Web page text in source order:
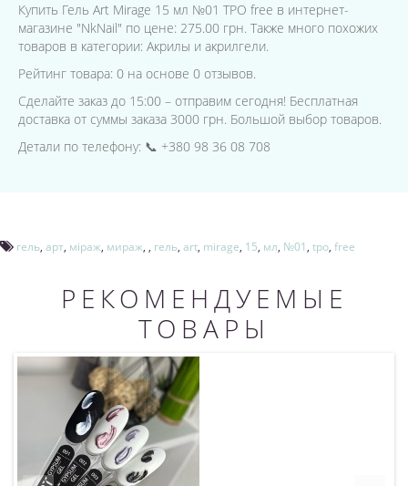
Купить Гель Art Mirage 15 мл №01 TPO free в интернет-
магазине "NkNail" по цене: 275.00 грн. Также много похожих
товаров в категории: Акрилы и акрилгели.
Рейтинг товара: 0 на основе 0 отзывов.
Сделайте заказ до 15:00 – отправим сегодня! Бесплатная
доставка от суммы заказа 3000 грн. Большой выбор товаров.
Детали по телефону: 📞 +380 98 36 08 708
гель, арт, міраж, мираж, , гель, art, mirage, 15, мл, №01 , tpo, free
РЕКОМЕНДУЕМЫЕ
ТОВАРЫ